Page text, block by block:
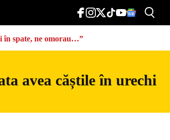
în spate, ne omorau…”
avea căștile în urechi